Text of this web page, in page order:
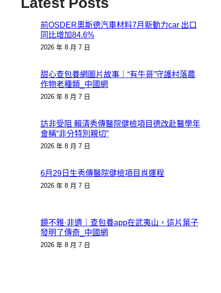
前OSDER奧斯德汽車材料7月新動力car 出口
同比增加84.6%
2026 年 8 月 7 日
甜心查包養網圖片故事｜“有牛哥”守護村落農
作物老種類_中國網
2026 年 8 月 7 日
訪非受阻 賴清秀傳醫院健檢項目德改赴醫學年
會稱“非分特別親切”
2026 年 8 月 7 日
6月29日生秀傳醫院健檢項目肖運程
2026 年 8 月 7 日
鏡不雅·非遺｜查包養app在武夷山，這片葉子
發明了傳奇_中國網
2026 年 8 月 7 日